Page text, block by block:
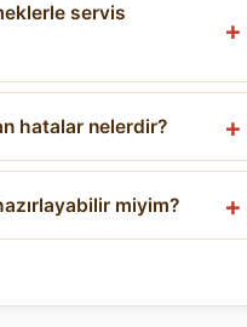
servis
hatalar nelerdir?
miyim?